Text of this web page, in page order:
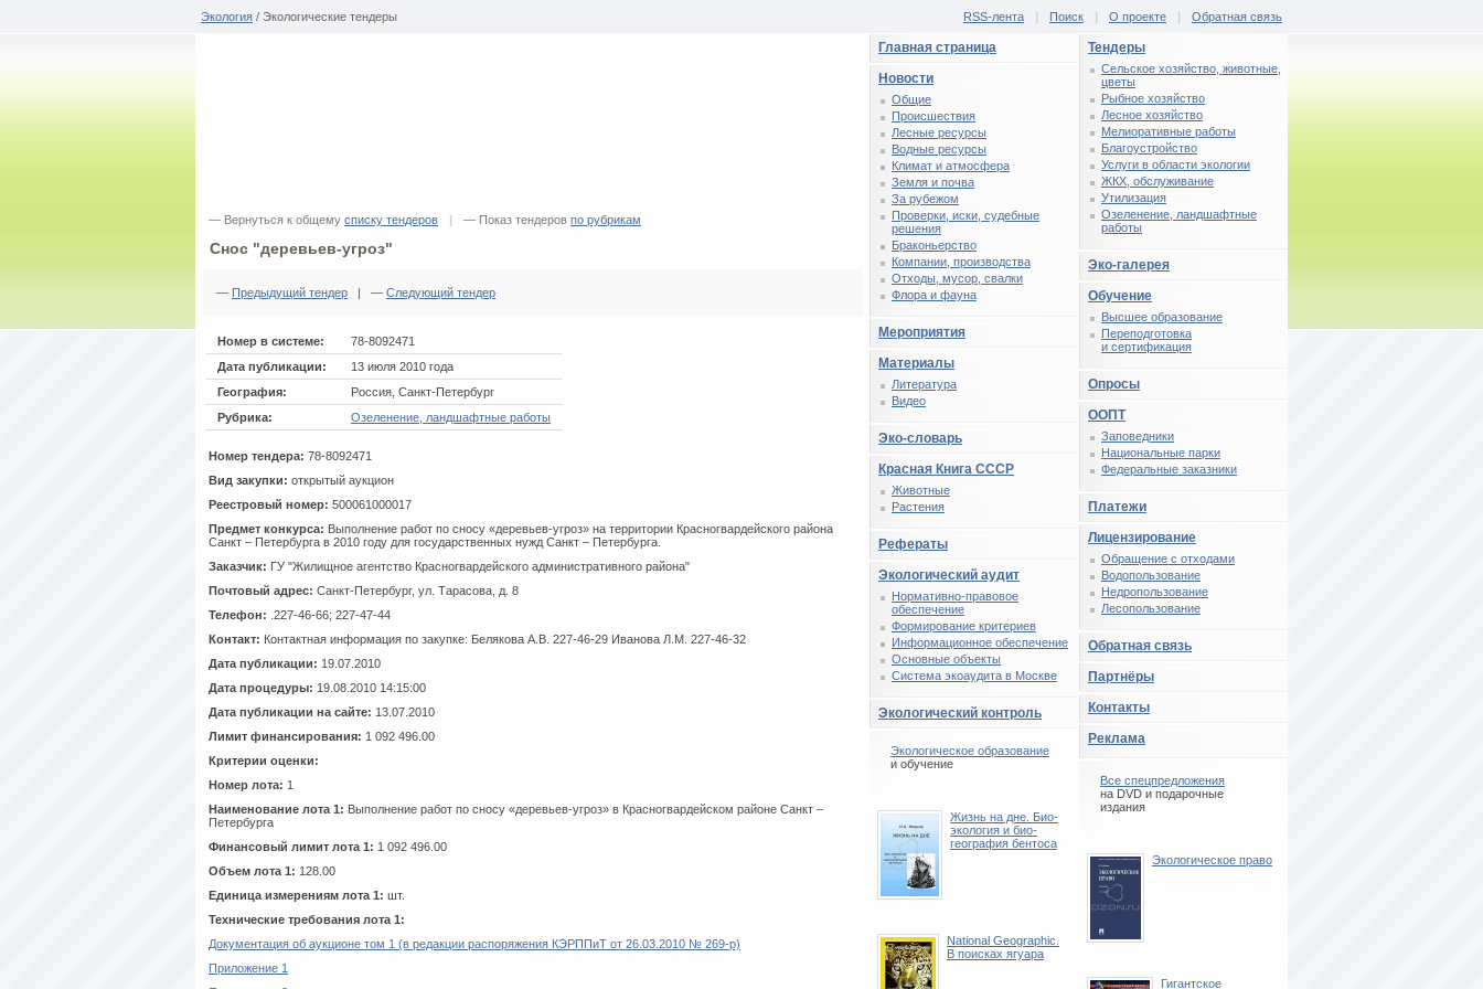
Экология / Экологические тендеры RSS-лента | Поиск | О проекте | Обратная связь
— Вернуться к общему списку тендеров | — Показ тендеров по рубрикам
Снос "деревьев-угроз"
— Предыдущий тендер | — Следующий тендер
Номер в системе:
78-8092471
Дата публикации:
13 июля 2010 года
География:
Россия, Санкт-Петербург
Рубрика:
Озеленение, ландшафтные работы
Номер тендера: 78-8092471
Вид закупки: открытый аукцион
Реестровый номер: 500061000017
Предмет конкурса: Выполнение работ по сносу «деревьев-угроз» на территории Красногвардейского района
Санкт – Петербурга в 2010 году для государственных нужд Санкт – Петербурга.
Заказчик: ГУ "Жилищное агентство Красногвардейского административного района"
Почтовый адрес: Санкт-Петербург, ул. Тарасова, д. 8
Телефон: .227-46-66; 227-47-44
Контакт: Контактная информация по закупке: Белякова А.В. 227-46-29 Иванова Л.М. 227-46-32
Дата публикации: 19.07.2010
Дата процедуры: 19.08.2010 14:15:00
Дата публикации на сайте: 13.07.2010
Лимит финансирования: 1 092 496.00
Критерии оценки:
Номер лота: 1
Наименование лота 1: Выполнение работ по сносу «деревьев-угроз» в Красногвардейском районе Санкт –
Петербурга
Финансовый лимит лота 1: 1 092 496.00
Объем лота 1: 128.00
Единица измерениям лота 1: шт.
Технические требования лота 1:
Документация об аукционе том 1 (в редакции распоряжения КЭРППиТ от 26.03.2010 № 269-р)
Приложение 1
Тендеры
Сельское хозяйство, животные,
цветы
Рыбное хозяйство
Лесное хозяйство
Мелиоративные работы
Благоустройство
Услуги в области экологии
ЖКХ, обслуживание
Утилизация
Озеленение, ландшафтные
работы
Эко-галерея
Обучение
Высшее образование
Переподготовка
и сертификация
Опросы
ООПТ
Заповедники
Национальные парки
Федеральные заказники
Платежи
Лицензирование
Обращение с отходами
Водопользование
Недропользование
Лесопользование
Обратная связь
Партнёры
Контакты
Реклама
Все спецпредложения
на DVD и подарочные
издания
Экологическое право
Гигантское
Главная страница
Новости
Общие
Происшествия
Лесные ресурсы
Водные ресурсы
Климат и атмосфера
Земля и почва
За рубежом
Проверки, иски, судебные
решения
Браконьерство
Компании, производства
Отходы, мусор, свалки
Флора и фауна
Мероприятия
Материалы
Литература
Видео
Эко-словарь
Красная Книга СССР
Животные
Растения
Рефераты
Экологический аудит
Нормативно-правовое
обеспечение
Формирование критериев
Информационное обеспечение
Основные объекты
Система экоаудита в Москве
Экологический контроль
Экологическое образование
и обучение
Жизнь на дне. Био-
экология и био-
география бентоса
National Geographic.
В поисках ягуара